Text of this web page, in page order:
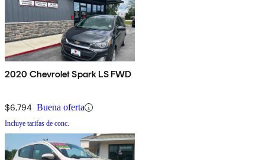
2020 Chevrolet Spark LS FWD
$6,794 Buena oferta
Incluye tarifas de conc.